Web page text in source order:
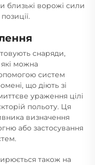
близькі ворожі сили
снаряди,
які можна
систем
що діють зі
ураження цілі
польоту. Ця
визначення
або застосування
також на